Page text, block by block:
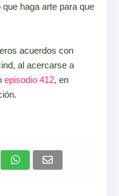
haga arte para que
acuerdos con
al acercarse a
episodio 412, en